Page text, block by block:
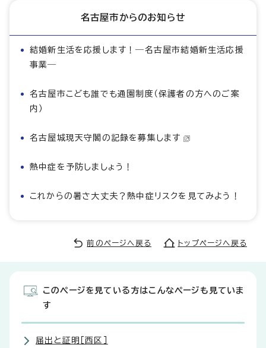
名古屋市からのお知らせ
結婚新生活を応援します！―名古屋市結婚新生活応援
事業―
名古屋市こども誰でも通園制度（保護者の方へのご案
内）
名古屋城現天守閣の記録を募集します
熱中症を予防しましょう！
これからの暑さ大丈夫？熱中症リスクを見てみよう！
前のページへ戻る トップページへ戻る
このページを見ている方はこんなページも見ていま
す
届出と証明［西区］